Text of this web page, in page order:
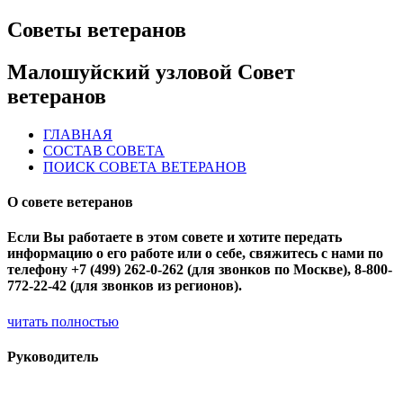
Советы ветеранов
Малошуйский узловой Совет
ветеранов
ГЛАВНАЯ
СОСТАВ СОВЕТА
ПОИСК СОВЕТА ВЕТЕРАНОВ
О совете ветеранов
Если Вы работаете в этом совете и хотите передать
информацию о его работе или о себе, свяжитесь с нами по
телефону +7 (499) 262-0-262 (для звонков по Москве), 8-800-
772-22-42 (для звонков из регионов).
читать полностью
Руководитель